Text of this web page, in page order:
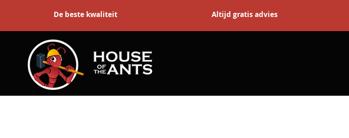
De beste kwaliteit Altijd gratis advies